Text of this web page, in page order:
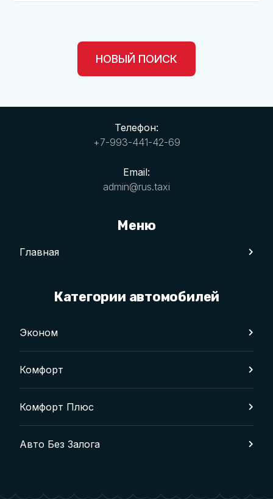
НОВЫЙ ПОИСК
Телефон:
+7-993-441-42-69
Email:
admin@rus.taxi
Меню
Главная
Категории автомобилей
Эконом
Комфорт
Комфорт Плюс
Авто Без Залога